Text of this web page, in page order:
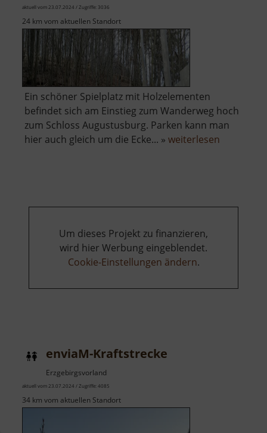
aktuell vom 23.07.2024 / Zugriffe: 3036
24 km vom aktuellen Standort
Ein schöner Spielplatz mit Holzelementen
befindet sich am Einstieg zum Wanderweg hoch
zum Schloss Augustusburg. Parken kann man
hier auch gleich um die Ecke... » weiterlesen
Um dieses Projekt zu finanzieren,
wird hier Werbung eingeblendet.
Cookie-Einstellungen ändern.
enviaM-Kraftstrecke
Erzgebirgsvorland
aktuell vom 23.07.2024 / Zugriffe: 4085
34 km vom aktuellen Standort